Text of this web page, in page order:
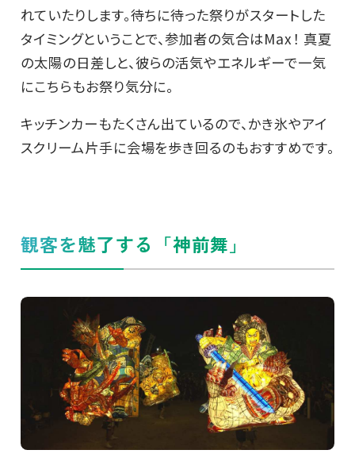
れていたりします。待ちに待った祭りがスタートした
タイミングということで、参加者の気合はMax！ 真夏
の太陽の日差しと、彼らの活気やエネルギーで一気
にこちらもお祭り気分に。
キッチンカーもたくさん出ているので、かき氷やアイ
スクリーム片手に会場を歩き回るのもおすすめです。
観客を魅了する「神前舞」